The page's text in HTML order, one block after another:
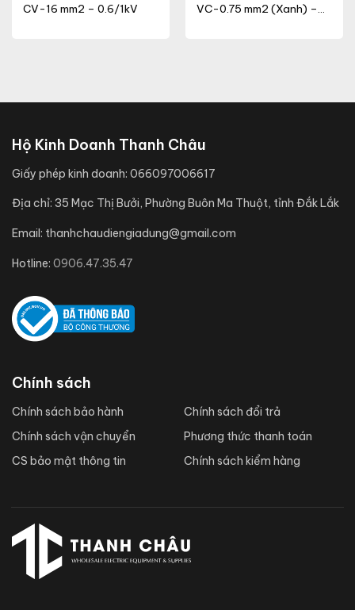
CV-16 mm2 – 0.6/1kV
VC-0.75 mm2 (Xanh) –
Hộ Kinh Doanh Thanh Châu
Giấy phép kinh doanh: 066097006617
Địa chỉ: 35 Mạc Thị Bưởi, Phường Buôn Ma Thuột, tỉnh Đắk Lắk
Email: thanhchaudiengiadung@gmail.com
Hotline: 0906.47.35.47
Chính sách
Chính sách bảo hành
Chính sách vận chuyển
CS bảo mật thông tin
Chính sách đổi trả
Phương thức thanh toán
Chính sách kiểm hàng